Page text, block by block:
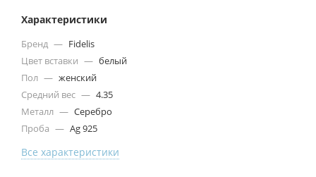
Характеристики
Бренд — Fidelis
Цвет вставки — белый
Пол — женский
Средний вес — 4.35
Металл — Серебро
Проба — Ag 925
Все характеристики